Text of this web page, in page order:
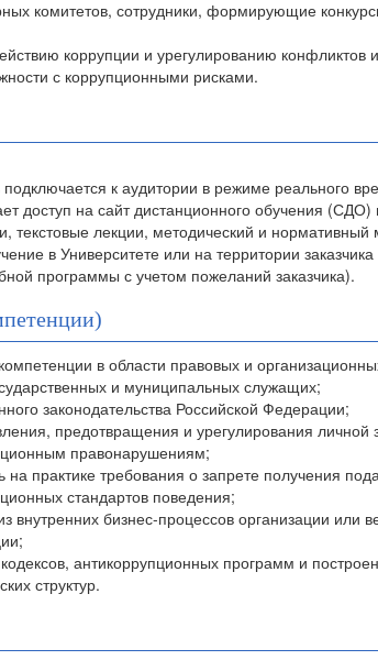
комитетов, сотрудники, формирующие
коррупции и урегулированию конфликтов
с коррупционными рисками.
к аудитории в режиме реального
доступ на сайт дистанционного обучения
текстовые лекции, методический и нормативный
в Университете или на территории
программы с учетом пожеланий заказчика).
в области правовых и
и муниципальных служащих;
законодательства Российской Федерации;
предотвращения и урегулирования личной
правонарушениям;
практике требования о запрете получения
стандартов поведения;
внутренних бизнес-процессов организации или
антикоррупционных программ и
структур.